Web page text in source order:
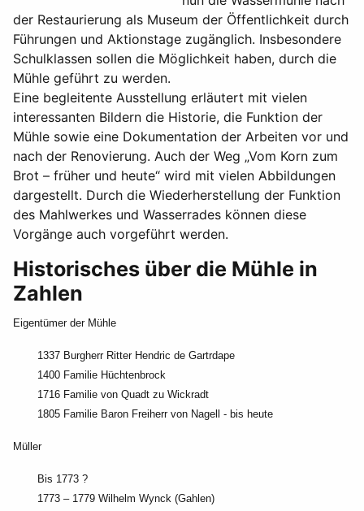
der Restaurierung als Museum der Öffentlichkeit durch
Führungen und Aktionstage zugänglich. Insbesondere
Schulklassen sollen die Möglichkeit haben, durch die
Mühle geführt zu werden.
Eine begleitente Ausstellung erläutert mit vielen
interessanten Bildern die Historie, die Funktion der
Mühle sowie eine Dokumentation der Arbeiten vor und
nach der Renovierung. Auch der Weg „Vom Korn zum
Brot – früher und heute“ wird mit vielen Abbildungen
dargestellt. Durch die Wiederherstellung der Funktion
des Mahlwerkes und Wasserrades können diese
Vorgänge auch vorgeführt werden.
Historisches über die Mühle in
Zahlen
Eigentümer der Mühle
1337 Burgherr Ritter Hendric de Gartrdape
1400 Familie Hüchtenbrock
1716 Familie von Quadt zu Wickradt
1805 Familie Baron Freiherr von Nagell - bis heute
Müller
Bis 1773 ?
1773 – 1779 Wilhelm Wynck (Gahlen)